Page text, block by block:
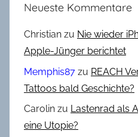
o
m
Neueste Kommentare
Christian zu Nie wieder
Apple-Jünger berichtet
Memphis87 zu REACH
Tattoos bald Geschichte?
Carolin zu Lastenrad als
eine Utopie?